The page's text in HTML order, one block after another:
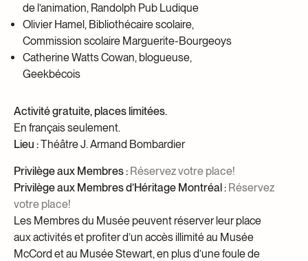
de l’animation, Randolph Pub Ludique
Olivier Hamel, Bibliothécaire scolaire,
Commission scolaire Marguerite-Bourgeoys
Catherine Watts Cowan, blogueuse,
Geekbécois
Activité gratuite, places limitées.
En français seulement.
Lieu :Théâtre J. Armand Bombardier
Privilège aux Membres : Réservez votre place!
Privilège aux Membres d’Héritage Montréal : Réservez
votre place!
Les Membres du Musée peuvent réserver leur place
aux activités et profiter d’un accès illimité au Musée
McCord et au Musée Stewart, en plus d’une foule de